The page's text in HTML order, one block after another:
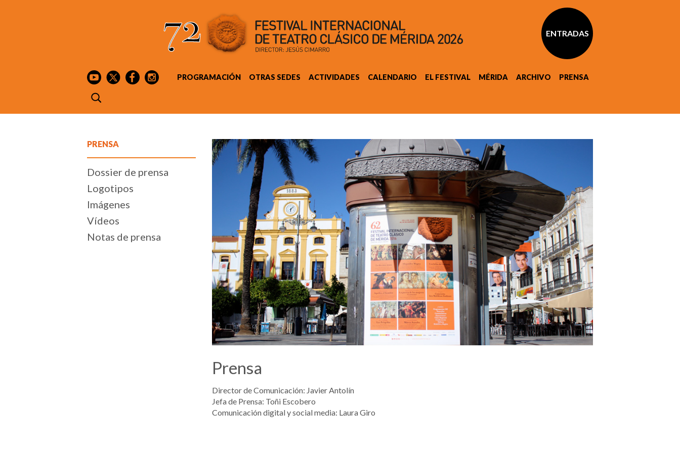
ENTRADAS
PROGRAMACIÓN OTRAS SEDES ACTIVIDADES CALENDARIO EL FESTIVAL MÉRIDA ARCHIVO PRENSA
PRENSA
Dossier de prensa
Logotipos
Imágenes
Vídeos
Notas de prensa
Prensa
Director de Comunicación: Javier Antolín
Jefa de Prensa: Toñi Escobero
Comunicación digital y social media: Laura Giro